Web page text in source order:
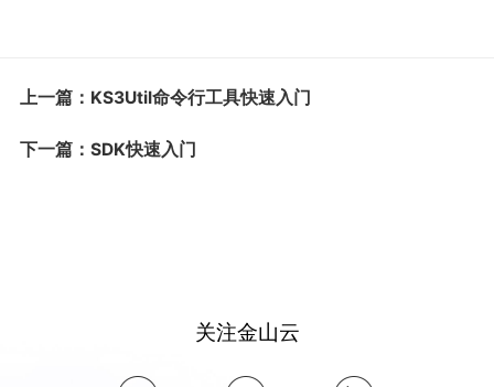
上一篇：KS3Util命令行工具快速入门
下一篇：SDK快速入门
关注金山云